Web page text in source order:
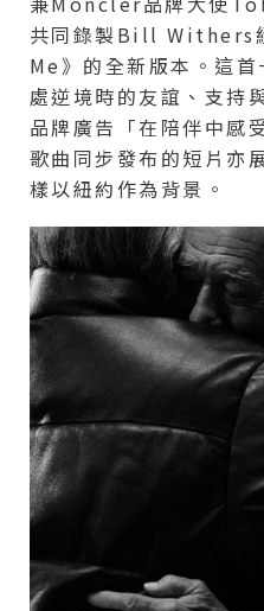
共同錄製Bill Withers
Me》的全新版本。這
處逆境時的友誼、支持
品牌廣告「在陪伴中感
歌曲同步發布的短片亦
樣以紐約作為背景。